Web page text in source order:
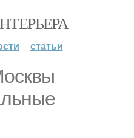
статьи